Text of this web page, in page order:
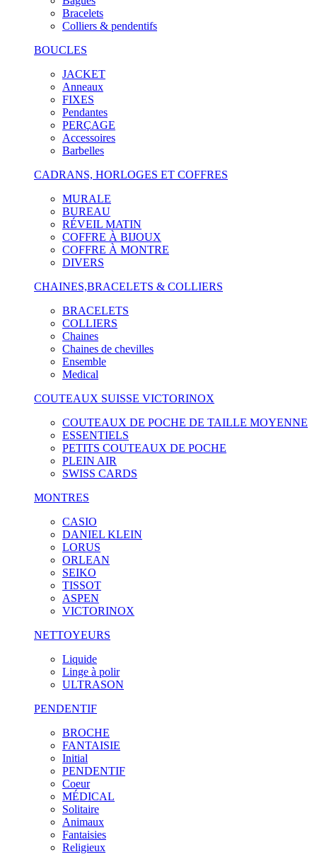
Bracelets
Colliers & pendentifs
BOUCLES
JACKET
Anneaux
FIXES
Pendantes
PERÇAGE
Accessoires
Barbelles
CADRANS, HORLOGES ET COFFRES
MURALE
BUREAU
RÉVEIL MATIN
COFFRE À BIJOUX
COFFRE À MONTRE
DIVERS
CHAINES,BRACELETS & COLLIERS
BRACELETS
COLLIERS
Chaines
Chaines de chevilles
Ensemble
Medical
COUTEAUX SUISSE VICTORINOX
COUTEAUX DE POCHE DE TAILLE MOYENNE
ESSENTIELS
PETITS COUTEAUX DE POCHE
PLEIN AIR
SWISS CARDS
MONTRES
CASIO
DANIEL KLEIN
LORUS
ORLEAN
SEIKO
TISSOT
ASPEN
VICTORINOX
NETTOYEURS
Liquide
Linge à polir
ULTRASON
PENDENTIF
BROCHE
FANTAISIE
Initial
PENDENTIF
Coeur
MÉDICAL
Solitaire
Animaux
Fantaisies
Religieux